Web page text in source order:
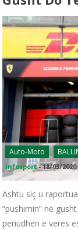
Auto-Moto
infosport -18/03/2020
Ashtu siç u
“pushimin” në
periudhën e verës